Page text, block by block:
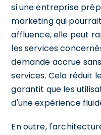
si une entreprise
marketing qui
affluence, elle peut
les services
demande accrue
services. Cela réduit
garantit que les
d'une expérience
En outre,